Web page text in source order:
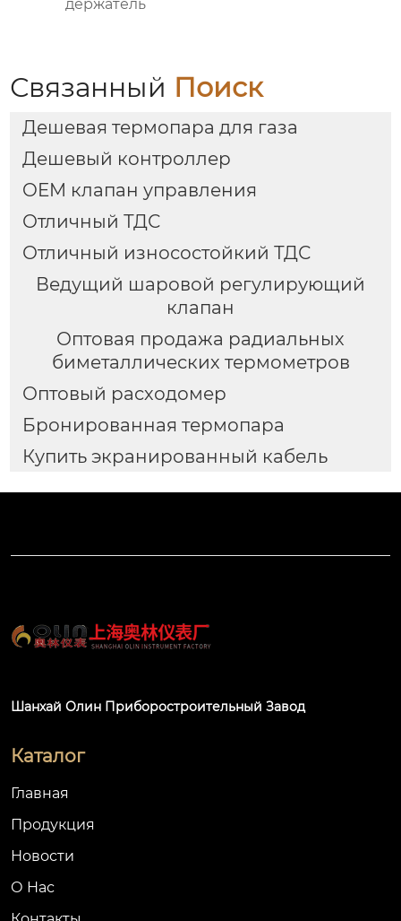
держатель
Связанный Поиск
Дешевая термопара для газа
Дешевый контроллер
OEM клапан управления
Отличный ТДС
Отличный износостойкий ТДС
Ведущий шаровой регулирующий
клапан
Оптовая продажа радиальных
биметаллических термометров
Оптовый расходомер
Бронированная термопара
Купить экранированный кабель
Шанхай Олин Приборостроительный Завод
Каталог
Главная
Продукция
Новости
О Hас